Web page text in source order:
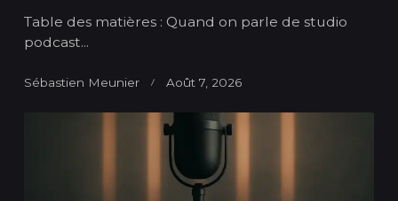
Table des matières : Quand on parle de studio
podcast...
Sébastien Meunier Août 7, 2026